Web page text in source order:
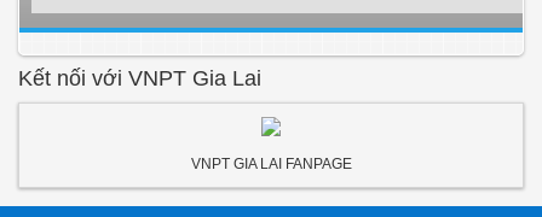
Kết nối với VNPT Gia Lai
VNPT GIA LAI FANPAGE